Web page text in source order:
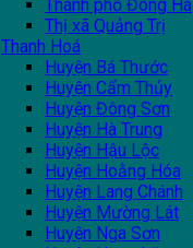
Thành phố Đông Hà
Thị xã Quảng Trị
Thanh Hoá
Huyện Bá Thước
Huyện Cẩm Thủy
Huyện Đông Sơn
Huyện Hà Trung
Huyện Hậu Lộc
Huyện Hoằng Hóa
Huyện Lang Chánh
Huyện Mường Lát
Huyện Nga Sơn